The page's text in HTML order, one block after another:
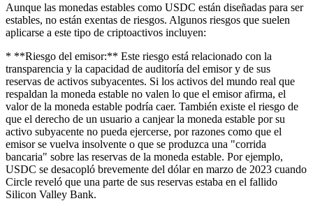
Aunque las monedas estables como USDC están diseñadas para ser
estables, no están exentas de riesgos. Algunos riesgos que suelen
aplicarse a este tipo de criptoactivos incluyen:
* **Riesgo del emisor:** Este riesgo está relacionado con la
transparencia y la capacidad de auditoría del emisor y de sus
reservas de activos subyacentes. Si los activos del mundo real que
respaldan la moneda estable no valen lo que el emisor afirma, el
valor de la moneda estable podría caer. También existe el riesgo de
que el derecho de un usuario a canjear la moneda estable por su
activo subyacente no pueda ejercerse, por razones como que el
emisor se vuelva insolvente o que se produzca una "corrida
bancaria" sobre las reservas de la moneda estable. Por ejemplo,
USDC se desacopló brevemente del dólar en marzo de 2023 cuando
Circle reveló que una parte de sus reservas estaba en el fallido
Silicon Valley Bank.